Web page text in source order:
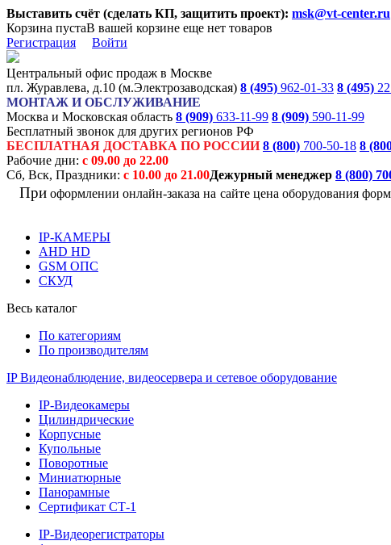
Выставить счёт (сделать КП, защитить проект): msk@vt-center.ru
Корзина пустаВ вашей корзине еще нет товаров
Регистрация
Войти
Центральный офис продаж в Москве
пл. Журавлева, д.10 (м.Электрозаводская) 8 (495) 962-01-33 8 (495)
МОНТАЖ И ОБСЛУЖИВАНИЕ
Москва и Московская область 8 (909) 633-11-99 8 (909) 590-11-99
Бесплатный звонок для других регионов РФ
БЕСПЛАТНАЯ ДОСТАВКА ПО РОССИИ 8 (800) 700-50-18 8
Рабочие дни: с 09.00 до 22.00
Сб, Вск, Праздники: с 10.00 до 21.00Дежурный менеджер 8 (800)
При оформлении онлайн-заказа на сайте цена оборудования
IP-КАМЕРЫ
AHD HD
GSM ОПС
СКУД
Весь каталог
По категориям
По производителям
IP Видеонаблюдение, видеосервера и сетевое оборудование
IP-Видеокамеры
Цилиндрические
Корпусные
Купольные
Поворотные
Миниатюрные
Панорамные
Сертификат СТ-1
IP-Видеорегистраторы